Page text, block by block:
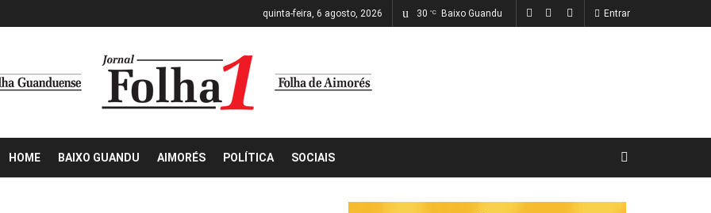
quinta-feira, 6 agosto, 2026 30 °C Baixo Guandu Entrar
HOME BAIXO GUANDU AIMORÉS POLÍTICA SOCIAIS